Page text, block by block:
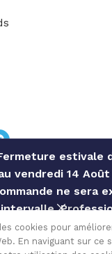
estivale
vendredi 14
ne sera
notre service
offres
2022 Réalisé parACS
cookies pour
En naviguant sur ce
1,500.00€